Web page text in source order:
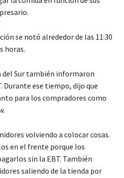
se notó alrededor de las 11:30
horas.
del Sur también informaron
Durante ese tiempo, dijo que
para los compradores como
.
volviendo a colocar cosas.
en el frente porque los
sin la EBT. También
saliendo de la tienda por